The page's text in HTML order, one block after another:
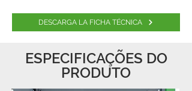
DESCARGA LA FICHA TÉCNICA
ESPECIFICAÇÕES DO
PRODUTO